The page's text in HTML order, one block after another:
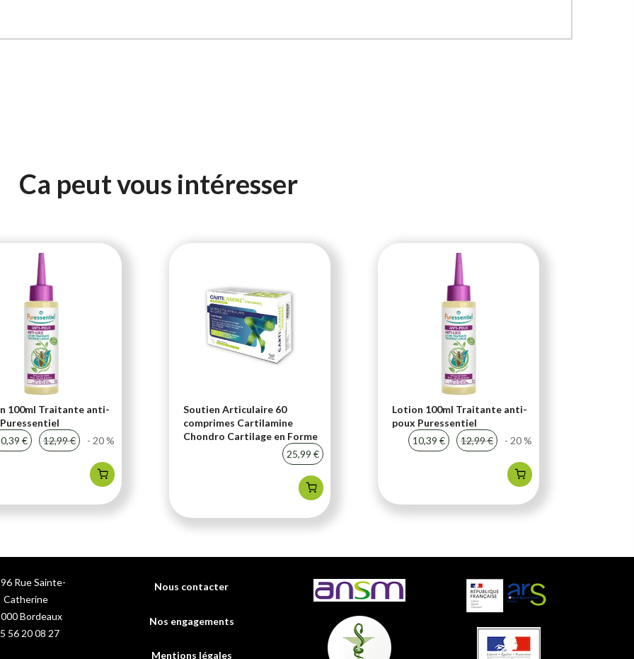
Ca peut vous intéresser
100ml Traitante anti-
€
12,99 € - 20 %
Soutien Articulaire 60
comprimes Cartilamine
Chondro Cartilage en Forme
25,99 €
Lotion 100ml Traitante anti-
poux Puressentiel
10,39 €
12,99 € - 20 %
Rue Sainte-
Catherine
Bordeaux
56 20 08 27
Nous contacter
Nos engagements
Mentions légales